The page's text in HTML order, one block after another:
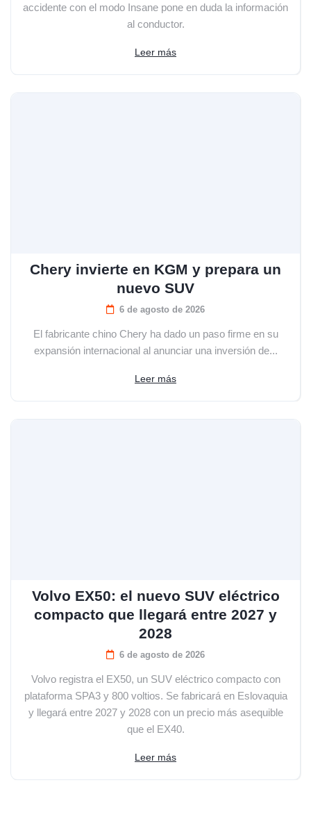
accidente con el modo Insane pone en duda la información
al conductor.
Leer más
Chery invierte en KGM y prepara un
nuevo SUV
6 de agosto de 2026
El fabricante chino Chery ha dado un paso firme en su
expansión internacional al anunciar una inversión de...
Leer más
Volvo EX50: el nuevo SUV eléctrico
compacto que llegará entre 2027 y
2028
6 de agosto de 2026
Volvo registra el EX50, un SUV eléctrico compacto con
plataforma SPA3 y 800 voltios. Se fabricará en Eslovaquia
y llegará entre 2027 y 2028 con un precio más asequible
que el EX40.
Leer más